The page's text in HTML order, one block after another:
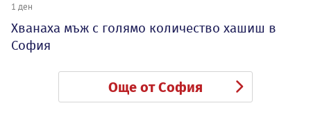
1 ден
Хванаха мъж с голямо количество хашиш в
София
Още от София